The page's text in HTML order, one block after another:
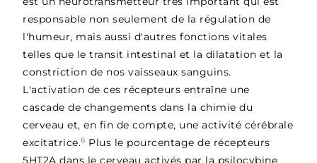
responsable non seulement de la régulation de
l'humeur, mais aussi d'autres fonctions vitales
telles que le transit intestinal et la dilatation et la
constriction de nos vaisseaux sanguins.
L'activation de ces récepteurs entraîne une
cascade de changements dans la chimie du
cerveau et, en fin de compte, une activité cérébrale
excitatrice.6 Plus le pourcentage de récepteurs
5HT2A dans le cerveau activés par la psilocybine